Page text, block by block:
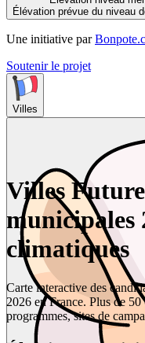
Élévation prévue du niveau
Une initiative par
Soutenir le projet
Villes
Villes
municipales
climatiques
Carte interactive des
2026 en France. Plus de
programmes, sites de